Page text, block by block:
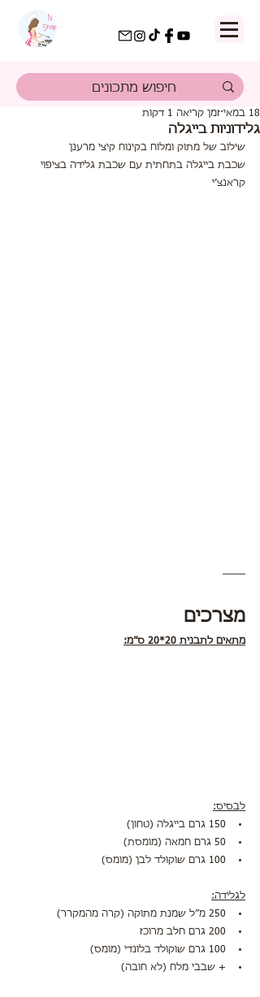
גלידוניות בייגלה
18 במאי זמן קריאה 1 דקות
שילוב של מתוק ומלוח בקינוח קיצי מרענן
שכבת בייגלה בתחתית עם שכבת גלידה בציפוי
קראנצ׳י
מצרכים
מתאים לתבנית 20*20 ס״מ:
לבסיס:
150 גרם בייגלה (טחון)
50 גרם חמאה (מומסת)
100 גרם שוקולד לבן (מומס)
לגלידה:
250 מ״ל שמנת מתוקה (קרה מהמקרר)
200 גרם חלב מרוכז
100 גרם שוקולד בלונדי (מומס)
+ שבבי מלח (לא חובה)